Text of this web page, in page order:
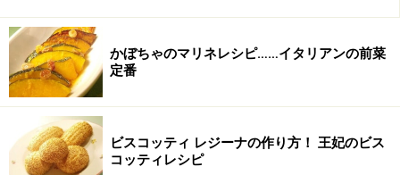
VENETOと書かれています。私の友人のイタリア人達、
私の旦那はパネトーネよりもパンドーロ好き。「朝、カ
フェラッテとパンドーロさえあれば、幸せ！」 と、ほ
っこりとした顔でパンドーロの美味しさを語ってくれま
す。
パンドーロはパネットーネと違い、食べる前にちょっと
一手間があります。パンドーロの箱には必ず「粉砂糖」
かぼちゃのマリネレシピ……イタリアンの前菜
定番
ビスコッティ レジーナの作り方！ 王妃のビス
コッティレシピ